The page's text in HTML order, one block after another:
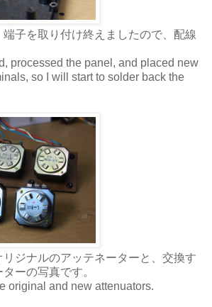
子を取り付け終えましたので、配線
processed the panel, and placed new
so I will start to solder back the
ジナルのアッテネーターと、交換す
ーの写真です。
original and new attenuators.